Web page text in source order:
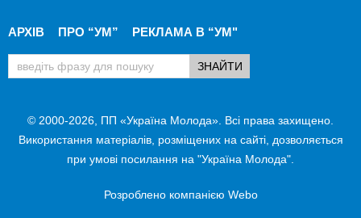
АРХІВ ПРО “УМ” РЕКЛАМА В “УМ"
© 2000-2026, ПП «Україна Молода». Всі права захищено.
Використання матеріалів, розміщених на сайті, дозволяється
при умові посилання на "Україна Молода".
Розроблено компанією Webo